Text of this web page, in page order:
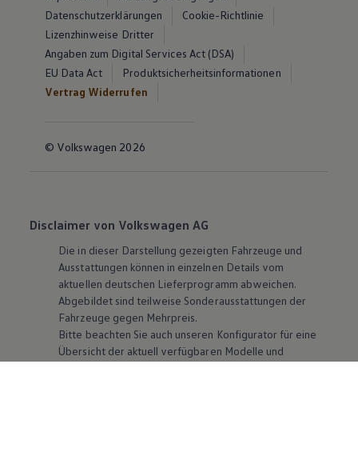
Datenschutzerklärungen
Cookie-Richtlinie
Lizenzhinweise Dritter
Angaben zum Digital Services Act (DSA)
EU Data Act
Produktsicherheitsinformationen
Vertrag Widerrufen
© Volkswagen 2026
Disclaimer von Volkswagen AG
Die in dieser Darstellung gezeigten Fahrzeuge und
Ausstattungen können in einzelnen Details vom
aktuellen deutschen Lieferprogramm abweichen.
Abgebildet sind teilweise Sonderausstattungen der
Fahrzeuge gegen Mehrpreis.
Bitte beachten Sie auch unseren Konfigurator für eine
Übersicht der aktuell verfügbaren Modelle und